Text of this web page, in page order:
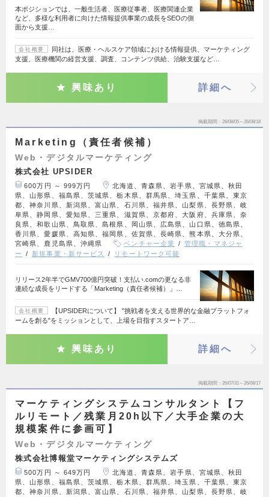
本ポジションでは、一般生活者、医療従事者、医療関連企業
など、多様な利用者に向けた情報提供事業の成長をSEOの側
面から支援…
会社概要
同社は、医療・ヘルスケア領域における情報提供、マーケティング
支援、医療機関の経営支援、調査、コンテンツ供給、治験支援など…
興味あり 詳細へ
掲載期間 26/08/05～26/08/18
Marketing（責任者候補）
Web・デジタルマーケティング
株式会社 UPSIDER
600万円 ～ 999万円
北海道、青森県、岩手県、宮城県、秋田
県、山形県、福島県、茨城県、栃木県、群馬県、埼玉県、千葉県、東京
都、神奈川県、新潟県、富山県、石川県、福井県、山梨県、長野県、岐
阜県、静岡県、愛知県、三重県、滋賀県、京都府、大阪府、兵庫県、奈
良県、和歌山県、鳥取県、島根県、岡山県、広島県、山口県、徳島県、
香川県、愛媛県、高知県、福岡県、佐賀県、長崎県、熊本県、大分県、
宮崎県、鹿児島県、沖縄県
ベンチャー企業
管理職・マネジャ
ー
新規事業・新サービス リモートワーク可能
リリース2年半でGMV700億円突破！支払い.comの更なる非
連続な成長をリードする「Marketing（責任者候補）」…
会社概要
【UPSIDERについて】 "挑戦者を支える世界的な金融プラットフォ
ームを創る"をミッションとして、上場を目指すスタートア…
興味あり 詳細へ
掲載期間 26/07/31～26/08/17
マーケティングシステムコンサルタント【フ
ルリモート／残業月20h以下／大手企業の大
規模案件に参画可】
Web・デジタルマーケティング
株式会社博報堂マーケティングシステムズ
500万円 ～ 649万円
北海道、青森県、岩手県、宮城県、秋田
県、山形県、福島県、茨城県、栃木県、群馬県、埼玉県、千葉県、東京
都、神奈川県、新潟県、富山県、石川県、福井県、山梨県、長野県、岐